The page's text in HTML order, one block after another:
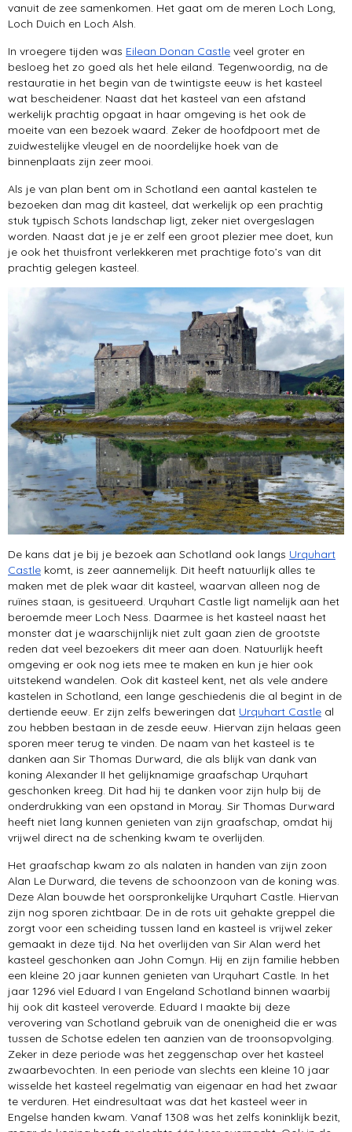
vanuit de zee samenkomen. Het gaat om de meren Loch Long,
Loch Duich en Loch Alsh.
In vroegere tijden was Eilean Donan Castle veel groter en
besloeg het zo goed als het hele eiland. Tegenwoordig, na de
restauratie in het begin van de twintigste eeuw is het kasteel
wat bescheidener. Naast dat het kasteel van een afstand
werkelijk prachtig opgaat in haar omgeving is het ook de
moeite van een bezoek waard. Zeker de hoofdpoort met de
zuidwestelijke vleugel en de noordelijke hoek van de
binnenplaats zijn zeer mooi.
Als je van plan bent om in Schotland een aantal kastelen te
bezoeken dan mag dit kasteel, dat werkelijk op een prachtig
stuk typisch Schots landschap ligt, zeker niet overgeslagen
worden. Naast dat je je er zelf een groot plezier mee doet, kun
je ook het thuisfront verlekkeren met prachtige foto’s van dit
prachtig gelegen kasteel.
De kans dat je bij je bezoek aan Schotland ook langs Urquhart
Castle komt, is zeer aannemelijk. Dit heeft natuurlijk alles te
maken met de plek waar dit kasteel, waarvan alleen nog de
ruïnes staan, is gesitueerd. Urquhart Castle ligt namelijk aan het
beroemde meer Loch Ness. Daarmee is het kasteel naast het
monster dat je waarschijnlijk niet zult gaan zien de grootste
reden dat veel bezoekers dit meer aan doen. Natuurlijk heeft
omgeving er ook nog iets mee te maken en kun je hier ook
uitstekend wandelen. Ook dit kasteel kent, net als vele andere
kastelen in Schotland, een lange geschiedenis die al begint in de
dertiende eeuw. Er zijn zelfs beweringen dat Urquhart Castle al
zou hebben bestaan in de zesde eeuw. Hiervan zijn helaas geen
sporen meer terug te vinden. De naam van het kasteel is te
danken aan Sir Thomas Durward, die als blijk van dank van
koning Alexander II het gelijknamige graafschap Urquhart
geschonken kreeg. Dit had hij te danken voor zijn hulp bij de
onderdrukking van een opstand in Moray. Sir Thomas Durward
heeft niet lang kunnen genieten van zijn graafschap, omdat hij
vrijwel direct na de schenking kwam te overlijden.
Het graafschap kwam zo als nalaten in handen van zijn zoon
Alan Le Durward, die tevens de schoonzoon van de koning was.
Deze Alan bouwde het oorspronkelijke Urquhart Castle. Hiervan
zijn nog sporen zichtbaar. De in de rots uit gehakte greppel die
zorgt voor een scheiding tussen land en kasteel is vrijwel zeker
gemaakt in deze tijd. Na het overlijden van Sir Alan werd het
kasteel geschonken aan John Comyn. Hij en zijn familie hebben
een kleine 20 jaar kunnen genieten van Urquhart Castle. In het
jaar 1296 viel Eduard I van Engeland Schotland binnen waarbij
hij ook dit kasteel veroverde. Eduard I maakte bij deze
verovering van Schotland gebruik van de onenigheid die er was
tussen de Schotse edelen ten aanzien van de troonsopvolging.
Zeker in deze periode was het zeggenschap over het kasteel
zwaarbevochten. In een periode van slechts een kleine 10 jaar
wisselde het kasteel regelmatig van eigenaar en had het zwaar
te verduren. Het eindresultaat was dat het kasteel weer in
Engelse handen kwam. Vanaf 1308 was het zelfs koninklijk bezit,